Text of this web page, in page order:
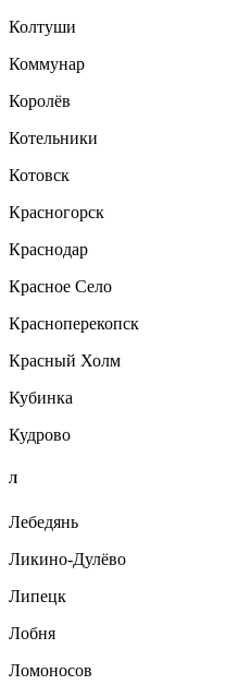
Колтуши
Коммунар
Королёв
Котельники
Котовск
Красногорск
Краснодар
Красное Село
Красноперекопск
Красный Холм
Кубинка
Кудрово
Л
Лебедянь
Ликино-Дулёво
Липецк
Лобня
Ломоносов